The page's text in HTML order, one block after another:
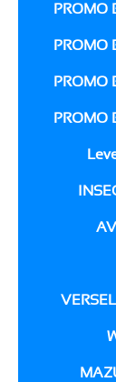
PROMO
PROMO
PROMO
PROMO